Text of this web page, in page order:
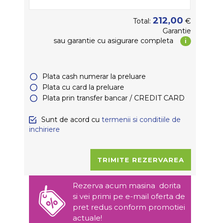
Total: 212,00 €
Garantie
sau garantie cu asigurare completa i
Plata cash numerar la preluare
Plata cu card la preluare
Plata prin transfer bancar / CREDIT CARD
Sunt de acord cu termenii si conditiile de
inchiriere
Rezerva acum masina dorita
si vei primi pe e-mail oferta de
pret redus conform promotiei
actuale!